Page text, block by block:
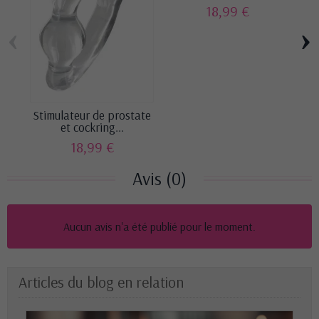
Stimulateur de prostate
et cockring...
18,99 €
18,99 €
›
Avis (0)
Aucun avis n'a été publié pour le moment.
Articles du blog en relation